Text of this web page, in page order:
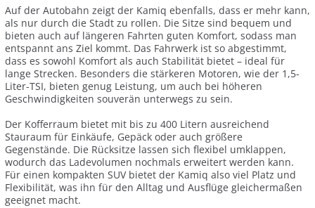
Auf der Autobahn zeigt der Kamiq ebenfalls, dass er mehr kann,
als nur durch die Stadt zu rollen. Die Sitze sind bequem und
bieten auch auf längeren Fahrten guten Komfort, sodass man
entspannt ans Ziel kommt. Das Fahrwerk ist so abgestimmt,
dass es sowohl Komfort als auch Stabilität bietet – ideal für
lange Strecken. Besonders die stärkeren Motoren, wie der 1,5-
Liter-TSI, bieten genug Leistung, um auch bei höheren
Geschwindigkeiten souverän unterwegs zu sein.
Der Kofferraum bietet mit bis zu 400 Litern ausreichend
Stauraum für Einkäufe, Gepäck oder auch größere
Gegenstände. Die Rücksitze lassen sich flexibel umklappen,
wodurch das Ladevolumen nochmals erweitert werden kann.
Für einen kompakten SUV bietet der Kamiq also viel Platz und
Flexibilität, was ihn für den Alltag und Ausflüge gleichermaßen
geeignet macht.